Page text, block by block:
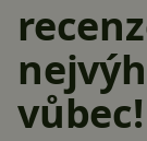
vůbec!